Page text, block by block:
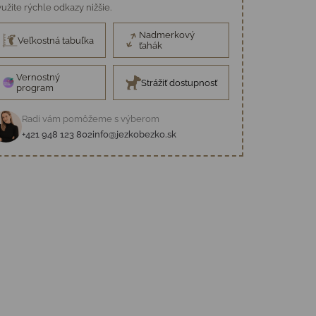
rýchle odkazy nižšie.
Veľkostná tabuľka
Nadmerkový
ťahák
Vernostný
program
Strážiť dostupnosť
Radi vám pomôžeme s výberom
+421 948 123 802info@jezkobezko.sk